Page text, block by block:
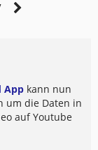
App kann nun
um die Daten in
auf Youtube